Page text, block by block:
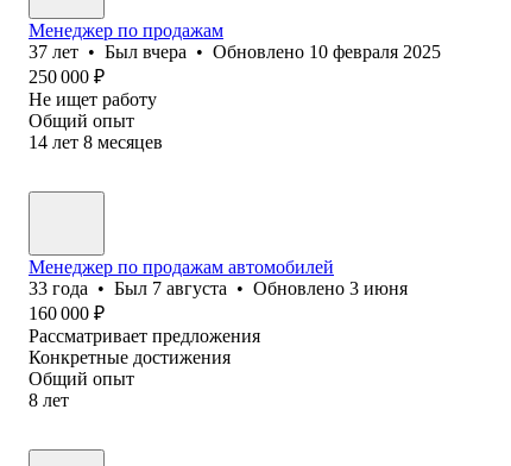
Менеджер по продажам
37 лет • Был вчера • Обновлено 10 февраля 2025
250 000 ₽
Не ищет работу
Общий опыт
14 лет 8 месяцев
Менеджер по продажам автомобилей
33 года • Был 7 августа • Обновлено 3 июня
160 000 ₽
Рассматривает предложения
Конкретные достижения
Общий опыт
8 лет